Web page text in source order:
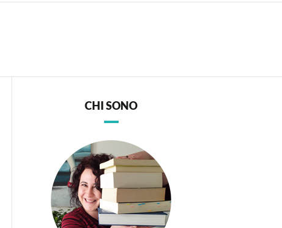
CHI SONO